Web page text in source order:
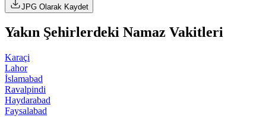
JPG Olarak Kaydet
Yakın Şehirlerdeki Namaz Vakitleri
Karaçi
Lahor
İslamabad
Ravalpindi
Haydarabad
Faysalabad